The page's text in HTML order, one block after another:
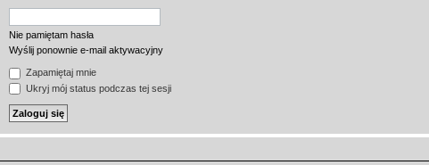
Nie pamiętam hasła
Wyślij ponownie e-mail aktywacyjny
Zapamiętaj mnie
Ukryj mój status podczas tej sesji